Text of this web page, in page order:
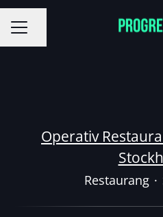
KARRIÄRMENY
Dela sidan
Operativ
Restaurang ·